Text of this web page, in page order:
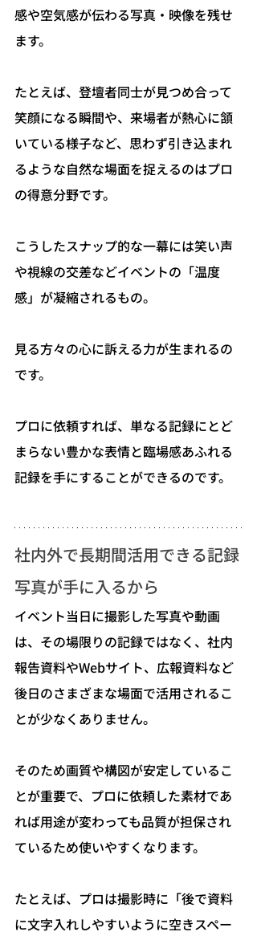
感や空気感が伝わる写真・映像を残せ
ます。
たとえば、登壇者同士が見つめ合って
笑顔になる瞬間や、来場者が熱心に頷
いている様子など、思わず引き込まれ
るような自然な場面を捉えるのはプロ
の得意分野です。
こうしたスナップ的な一幕には笑い声
や視線の交差などイベントの「温度
感」が凝縮されるもの。
見る方々の心に訴える力が生まれるの
です。
プロに依頼すれば、単なる記録にとど
まらない豊かな表情と臨場感あふれる
記録を手にすることができるのです。
社内外で長期間活用できる記録
写真が手に入るから
イベント当日に撮影した写真や動画
は、その場限りの記録ではなく、社内
報告資料やWebサイト、広報資料など
後日のさまざまな場面で活用されるこ
とが少なくありません。
そのため画質や構図が安定しているこ
とが重要で、プロに依頼した素材であ
れば用途が変わっても品質が担保され
ているため使いやすくなります。
たとえば、プロは撮影時に「後で資料
に文字入れしやすいように空きスペー